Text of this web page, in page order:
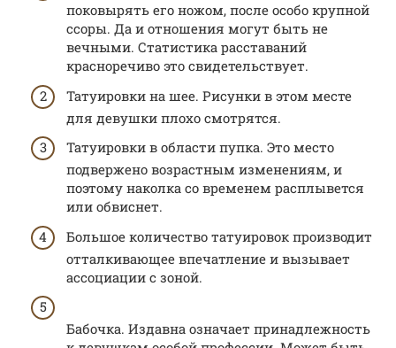
поковырять его ножом, после особо крупной
ссоры. Да и отношения могут быть не
вечными. Статистика расставаний
красноречиво это свидетельствует.
Татуировки на шее. Рисунки в этом месте
для девушки плохо смотрятся.
Татуировки в области пупка. Это место
подвержено возрастным изменениям, и
поэтому наколка со временем расплывется
или обвиснет.
Большое количество татуировок производит
отталкивающее впечатление и вызывает
ассоциации с зоной.
Бабочка. Издавна означает принадлежность